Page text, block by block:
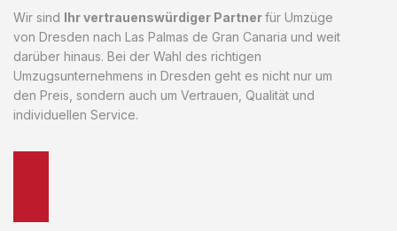
Wir sind Ihr vertrauenswürdiger Partnerfür Umzüge
von Dresden nach Las Palmas de Gran Canaria und weit
darüber hinaus. Bei der Wahl des richtigen
Umzugsunternehmens in Dresden geht es nicht nur um
den Preis, sondern auch um Vertrauen, Qualität und
individuellen Service.